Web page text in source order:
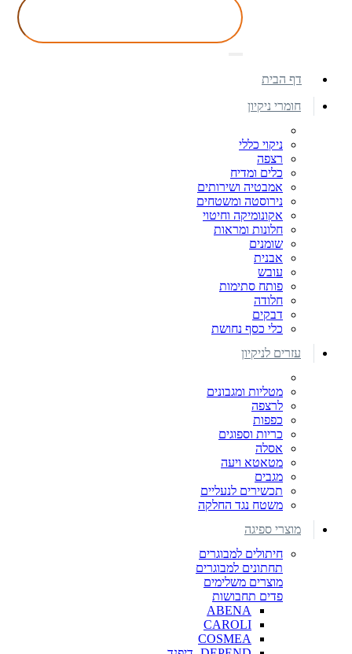
דף הבית
חומרי ניקיון
ניקוי כללי
רצפה
כלים ומדיח
אמבטיה ושירותים
נירוסטה ומשטחים
אקונומיקה וחיטוי
חלונות ומראות
שומנים
אבנית
עובש
פותח סתימות
חלודה
דבקים
כלי כסף נחושת
עזרים לניקיון
מטליות ומגבונים
לרצפה
כפפות
כריות וספוגים
אסלה
מטאטא ויעה
מגבים
תכשירים לנעליים
משטח נגד החלקה
מוצרי ספיגה
חיתולים למבוגרים
תחתונים למבוגרים
מוצרים משלימים
פדים תחבושות
ABENA
CAROLI
COSMEA